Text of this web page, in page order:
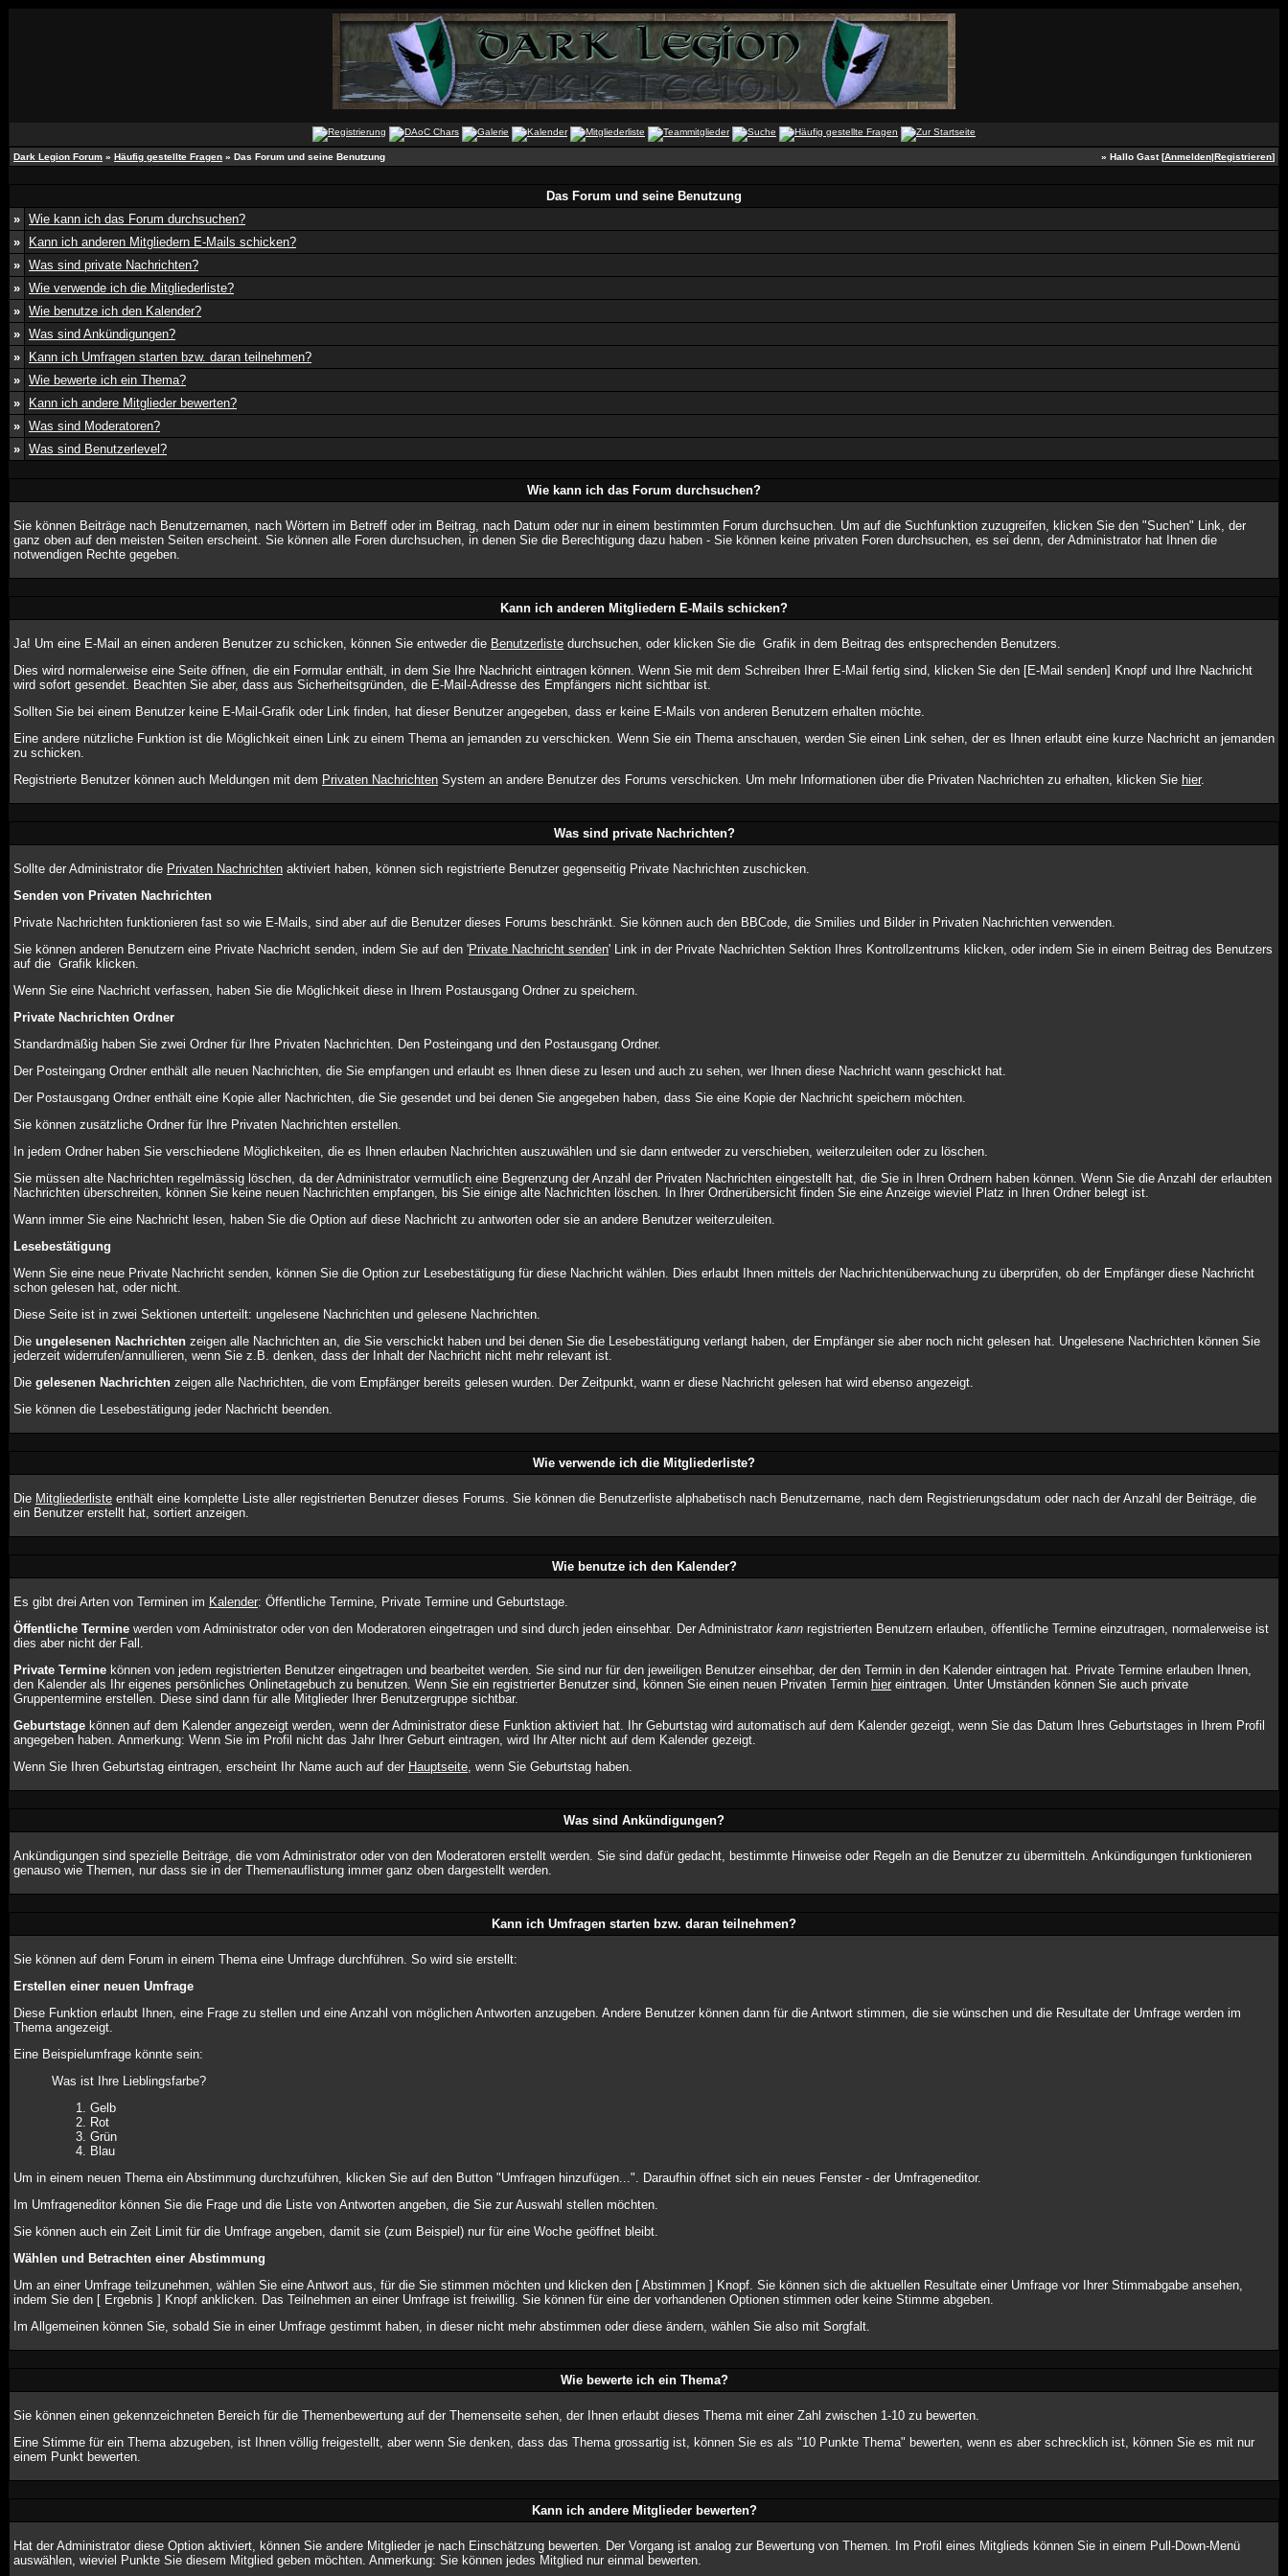
Dark Legion Forum » Häufig gestellte Fragen » Das Forum und seine Benutzung » Hallo Gast [Anmelden|Registrieren]
Das Forum und seine Benutzung
» Wie kann ich das Forum durchsuchen?
»
Kann ich anderen Mitgliedern E-Mails schicken?
» Was sind private Nachrichten?
» Wie verwende ich die Mitgliederliste?
» Wie benutze ich den Kalender?
» Was sind Ankündigungen?
»
Kann ich Umfragen starten bzw. daran teilnehmen?
» Wie bewerte ich ein Thema?
»
Kann ich andere Mitglieder bewerten?
» Was sind Moderatoren?
» Was sind Benutzerlevel?
Wie kann ich das Forum durchsuchen?
Sie können Beiträge nach Benutzernamen, nach Wörtern im Betreff oder im Beitrag, nach Datum oder nur in einem bestimmten Forum durchsuchen. Um auf die Suchfunktion zuzugreifen, klicken Sie den "Suchen" Link, der
ganz oben auf den meisten Seiten erscheint. Sie können alle Foren durchsuchen, in denen Sie die Berechtigung dazu haben - Sie können keine privaten Foren durchsuchen, es sei denn, der Administrator hat Ihnen die
notwendigen Rechte gegeben.
Kann ich anderen Mitgliedern E-Mails schicken?
Ja! Um eine E-Mail an einen anderen Benutzer zu schicken, können Sie entweder die Benutzerliste durchsuchen, oder klicken Sie die Grafik in dem Beitrag des entsprechenden Benutzers.
Dies wird normalerweise eine Seite öffnen, die ein Formular enthält, in dem Sie Ihre Nachricht eintragen können. Wenn Sie mit dem Schreiben Ihrer E-Mail fertig sind, klicken Sie den [E-Mail senden] Knopf und Ihre Nachricht
wird sofort gesendet. Beachten Sie aber, dass aus Sicherheitsgründen, die E-Mail-Adresse des Empfängers nicht sichtbar ist.
Sollten Sie bei einem Benutzer keine E-Mail-Grafik oder Link finden, hat dieser Benutzer angegeben, dass er keine E-Mails von anderen Benutzern erhalten möchte.
Eine andere nützliche Funktion ist die Möglichkeit einen Link zu einem Thema an jemanden zu verschicken. Wenn Sie ein Thema anschauen, werden Sie einen Link sehen, der es Ihnen erlaubt eine kurze Nachricht an jemanden
zu schicken.
Registrierte Benutzer können auch Meldungen mit dem Privaten Nachrichten System an andere Benutzer des Forums verschicken. Um mehr Informationen über die Privaten Nachrichten zu erhalten, klicken Sie hier.
Was sind private Nachrichten?
Sollte der Administrator die Privaten Nachrichten aktiviert haben, können sich registrierte Benutzer gegenseitig Private Nachrichten zuschicken.
Senden von Privaten Nachrichten
Private Nachrichten funktionieren fast so wie E-Mails, sind aber auf die Benutzer dieses Forums beschränkt. Sie können auch den BBCode, die Smilies und Bilder in Privaten Nachrichten verwenden.
Sie können anderen Benutzern eine Private Nachricht senden, indem Sie auf den 'Private Nachricht senden' Link in der Private Nachrichten Sektion Ihres Kontrollzentrums klicken, oder indem Sie in einem Beitrag des Benutzers
auf die Grafik klicken.
Wenn Sie eine Nachricht verfassen, haben Sie die Möglichkeit diese in Ihrem Postausgang Ordner zu speichern.
Private Nachrichten Ordner
Standardmäßig haben Sie zwei Ordner für Ihre Privaten Nachrichten. Den Posteingang und den Postausgang Ordner.
Der Posteingang Ordner enthält alle neuen Nachrichten, die Sie empfangen und erlaubt es Ihnen diese zu lesen und auch zu sehen, wer Ihnen diese Nachricht wann geschickt hat.
Der Postausgang Ordner enthält eine Kopie aller Nachrichten, die Sie gesendet und bei denen Sie angegeben haben, dass Sie eine Kopie der Nachricht speichern möchten.
Sie können zusätzliche Ordner für Ihre Privaten Nachrichten erstellen.
In jedem Ordner haben Sie verschiedene Möglichkeiten, die es Ihnen erlauben Nachrichten auszuwählen und sie dann entweder zu verschieben, weiterzuleiten oder zu löschen.
Sie müssen alte Nachrichten regelmässig löschen, da der Administrator vermutlich eine Begrenzung der Anzahl der Privaten Nachrichten eingestellt hat, die Sie in Ihren Ordnern haben können. Wenn Sie die Anzahl der erlaubten
Nachrichten überschreiten, können Sie keine neuen Nachrichten empfangen, bis Sie einige alte Nachrichten löschen. In Ihrer Ordnerübersicht finden Sie eine Anzeige wieviel Platz in Ihren Ordner belegt ist.
Wann immer Sie eine Nachricht lesen, haben Sie die Option auf diese Nachricht zu antworten oder sie an andere Benutzer weiterzuleiten.
Lesebestätigung
Wenn Sie eine neue Private Nachricht senden, können Sie die Option zur Lesebestätigung für diese Nachricht wählen. Dies erlaubt Ihnen mittels der Nachrichtenüberwachung zu überprüfen, ob der Empfänger diese Nachricht
schon gelesen hat, oder nicht.
Diese Seite ist in zwei Sektionen unterteilt: ungelesene Nachrichten und gelesene Nachrichten.
Die ungelesenen Nachrichten zeigen alle Nachrichten an, die Sie verschickt haben und bei denen Sie die Lesebestätigung verlangt haben, der Empfänger sie aber noch nicht gelesen hat. Ungelesene Nachrichten können Sie
jederzeit widerrufen/annullieren, wenn Sie z.B. denken, dass der Inhalt der Nachricht nicht mehr relevant ist.
Die gelesenen Nachrichten zeigen alle Nachrichten, die vom Empfänger bereits gelesen wurden. Der Zeitpunkt, wann er diese Nachricht gelesen hat wird ebenso angezeigt.
Sie können die Lesebestätigung jeder Nachricht beenden.
Wie verwende ich die Mitgliederliste?
Die Mitgliederliste enthält eine komplette Liste aller registrierten Benutzer dieses Forums. Sie können die Benutzerliste alphabetisch nach Benutzername, nach dem Registrierungsdatum oder nach der Anzahl der Beiträge, die
ein Benutzer erstellt hat, sortiert anzeigen.
Wie benutze ich den Kalender?
Es gibt drei Arten von Terminen im Kalender: Öffentliche Termine, Private Termine und Geburtstage.
Öffentliche Termine werden vom Administrator oder von den Moderatoren eingetragen und sind durch jeden einsehbar. Der Administrator kann registrierten Benutzern erlauben, öffentliche Termine einzutragen, normalerweise ist
dies aber nicht der Fall.
Private Termine können von jedem registrierten Benutzer eingetragen und bearbeitet werden. Sie sind nur für den jeweiligen Benutzer einsehbar, der den Termin in den Kalender eintragen hat. Private Termine erlauben Ihnen,
den Kalender als Ihr eigenes persönliches Onlinetagebuch zu benutzen. Wenn Sie ein registrierter Benutzer sind, können Sie einen neuen Privaten Termin hier eintragen. Unter Umständen können Sie auch private
Gruppentermine erstellen. Diese sind dann für alle Mitglieder Ihrer Benutzergruppe sichtbar.
Geburtstage können auf dem Kalender angezeigt werden, wenn der Administrator diese Funktion aktiviert hat. Ihr Geburtstag wird automatisch auf dem Kalender gezeigt, wenn Sie das Datum Ihres Geburtstages in Ihrem Profil
angegeben haben. Anmerkung: Wenn Sie im Profil nicht das Jahr Ihrer Geburt eintragen, wird Ihr Alter nicht auf dem Kalender gezeigt.
Wenn Sie Ihren Geburtstag eintragen, erscheint Ihr Name auch auf der Hauptseite, wenn Sie Geburtstag haben.
Was sind Ankündigungen?
Ankündigungen sind spezielle Beiträge, die vom Administrator oder von den Moderatoren erstellt werden. Sie sind dafür gedacht, bestimmte Hinweise oder Regeln an die Benutzer zu übermitteln. Ankündigungen funktionieren
genauso wie Themen, nur dass sie in der Themenauflistung immer ganz oben dargestellt werden.
Kann ich Umfragen starten bzw. daran teilnehmen?
Sie können auf dem Forum in einem Thema eine Umfrage durchführen. So wird sie erstellt:
Erstellen einer neuen Umfrage
Diese Funktion erlaubt Ihnen, eine Frage zu stellen und eine Anzahl von möglichen Antworten anzugeben. Andere Benutzer können dann für die Antwort stimmen, die sie wünschen und die Resultate der Umfrage werden im
Thema angezeigt.
Eine Beispielumfrage könnte sein:
Was ist Ihre Lieblingsfarbe?
Gelb
Rot
Grün
Blau
Um in einem neuen Thema ein Abstimmung durchzuführen, klicken Sie auf den Button "Umfragen hinzufügen...". Daraufhin öffnet sich ein neues Fenster - der Umfrageneditor.
Im Umfrageneditor können Sie die Frage und die Liste von Antworten angeben, die Sie zur Auswahl stellen möchten.
Sie können auch ein Zeit Limit für die Umfrage angeben, damit sie (zum Beispiel) nur für eine Woche geöffnet bleibt.
Wählen und Betrachten einer Abstimmung
Um an einer Umfrage teilzunehmen, wählen Sie eine Antwort aus, für die Sie stimmen möchten und klicken den [ Abstimmen ] Knopf. Sie können sich die aktuellen Resultate einer Umfrage vor Ihrer Stimmabgabe ansehen,
indem Sie den [ Ergebnis ] Knopf anklicken. Das Teilnehmen an einer Umfrage ist freiwillig. Sie können für eine der vorhandenen Optionen stimmen oder keine Stimme abgeben.
Im Allgemeinen können Sie, sobald Sie in einer Umfrage gestimmt haben, in dieser nicht mehr abstimmen oder diese ändern, wählen Sie also mit Sorgfalt.
Wie bewerte ich ein Thema?
Sie können einen gekennzeichneten Bereich für die Themenbewertung auf der Themenseite sehen, der Ihnen erlaubt dieses Thema mit einer Zahl zwischen 1-10 zu bewerten.
Eine Stimme für ein Thema abzugeben, ist Ihnen völlig freigestellt, aber wenn Sie denken, dass das Thema grossartig ist, können Sie es als "10 Punkte Thema" bewerten, wenn es aber schrecklich ist, können Sie es mit nur
einem Punkt bewerten.
Kann ich andere Mitglieder bewerten?
Hat der Administrator diese Option aktiviert, können Sie andere Mitglieder je nach Einschätzung bewerten. Der Vorgang ist analog zur Bewertung von Themen. Im Profil eines Mitglieds können Sie in einem Pull-Down-Menü
auswählen, wieviel Punkte Sie diesem Mitglied geben möchten. Anmerkung: Sie können jedes Mitglied nur einmal bewerten.